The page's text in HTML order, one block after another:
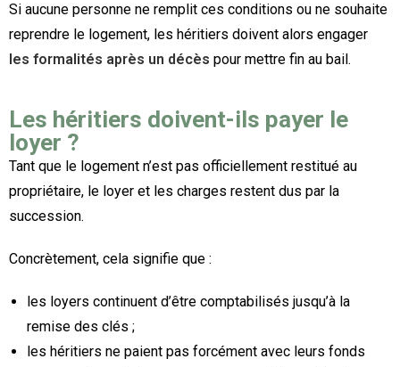
Si aucune personne ne remplit ces conditions ou ne souhaite
reprendre le logement, les héritiers doivent alors engager
les formalités après un décès pour mettre fin au bail.
Les héritiers doivent-ils payer le
loyer ?
Tant que le logement n’est pas officiellement restitué au
propriétaire, le loyer et les charges restent dus par la
succession.
Concrètement, cela signifie que :
les loyers continuent d’être comptabilisés jusqu’à la
remise des clés ;
les héritiers ne paient pas forcément avec leurs fonds